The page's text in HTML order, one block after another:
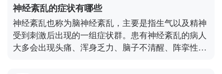
神经紊乱的症状有哪些
神经紊乱也称为脑神经紊乱，主要是指生气以及精神
受到刺激后出现的一组症状群。患有神经紊乱的病人
大多会出现头痛、浑身乏力、脑子不清醒、阵挛性抽